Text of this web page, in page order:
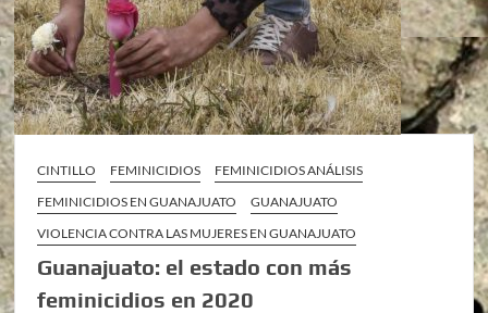
CINTILLO FEMINICIDIOS
FEMINICIDIOS ANÁLISIS
FEMINICIDIOS EN GUANAJUATO
GUANAJUATO
VIOLENCIA CONTRA LAS MUJERES EN GUANAJUATO
Guanajuato: el estado con más
feminicidios en 2020